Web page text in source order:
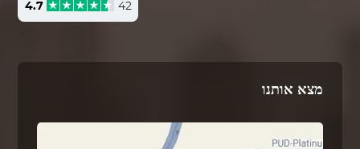
4.7 42
מצא אותנו